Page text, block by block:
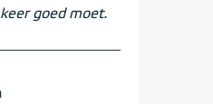
goed moet.